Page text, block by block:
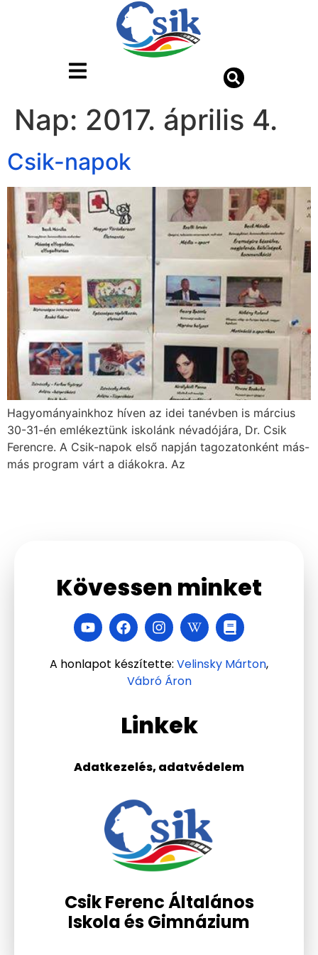
Nap: 2017. április 4.
Csik-napok
Hagyományainkhoz híven az idei tanévben is március
30-31-én emlékeztünk iskolánk névadójára, Dr. Csik
Ferencre. A Csik-napok első napján tagozatonként más-
más program várt a diákokra. Az
Csik Ferenc Általános
Iskola és Gimnázium
Linkek
Adatkezelés, adatvédelem
Kövessen minket
A honlapot készítette: Velinsky Márton,
Vábró Áron